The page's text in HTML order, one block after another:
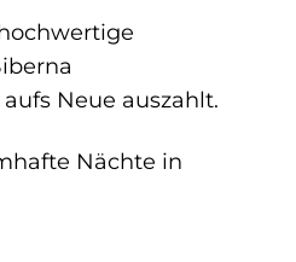
Neue auszahlt.
Nächte in